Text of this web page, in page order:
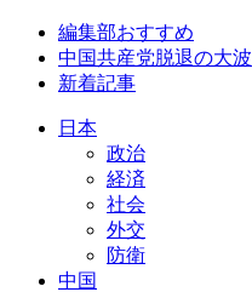
編集部おすすめ
中国共産党脱退の大波
新着記事
日本
政治
経済
社会
外交
防衛
中国